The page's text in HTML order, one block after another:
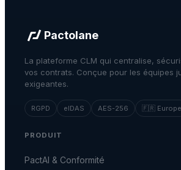
Pactolane
La plateforme CLM qui centralise,
vos contrats. Conçue pour les équipes
exigeantes.
RGPD eIDAS AES-256 🇫🇷 Europe
PRODUIT
PactAI & Conformité